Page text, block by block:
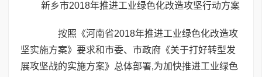
新乡市2018年推进工业绿色化改造攻坚行动方案
按照《河南省2018年推进工业绿色化改造攻
坚实施方案》要求和市委、市政府《关于打好转型发
展攻坚战的实施方案》总体部署,为加快推进工业绿色